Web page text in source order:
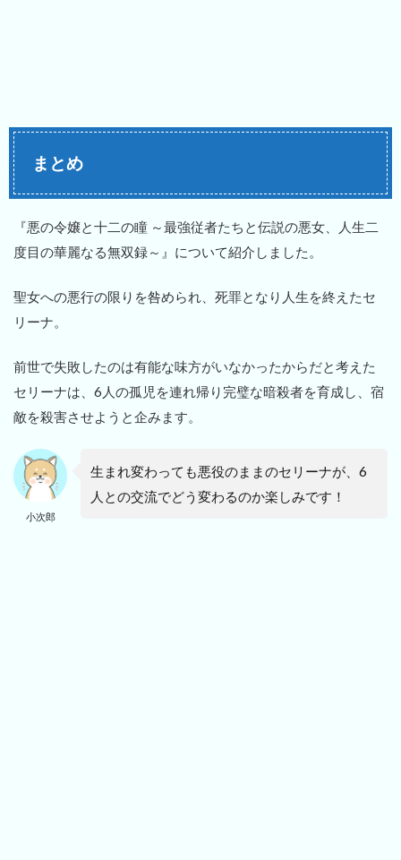
まとめ
『悪の令嬢と十二の瞳 ～最強従者たちと伝説の悪女、人生二
度目の華麗なる無双録～』について紹介しました。
聖女への悪行の限りを咎められ、死罪となり人生を終えたセ
リーナ。
前世で失敗したのは有能な味方がいなかったからだと考えた
セリーナは、6人の孤児を連れ帰り完璧な暗殺者を育成し、宿
敵を殺害させようと企みます。
小次郎
生まれ変わっても悪役のままのセリーナが、6
人との交流でどう変わるのか楽しみです！